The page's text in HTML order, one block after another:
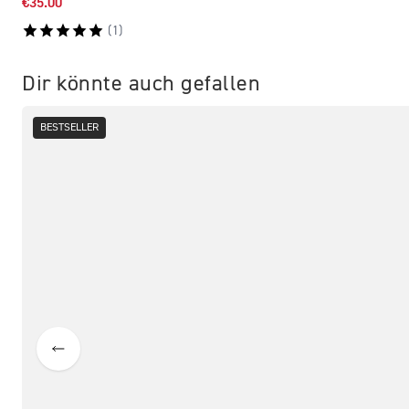
€35.00
( 1 )
Dir könnte auch gefallen
BESTSELLER